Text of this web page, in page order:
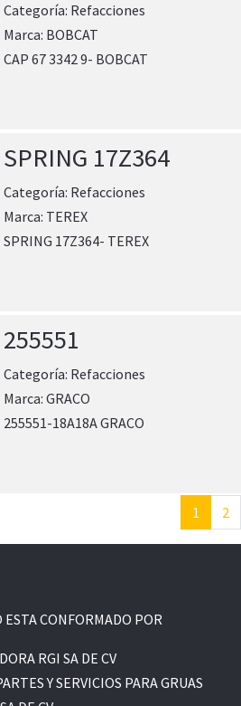
Categoría: Refacciones
Marca: BOBCAT
CAP 67 3342 9- BOBCAT
SPRING 17Z364
Categoría: Refacciones
Marca: TEREX
SPRING 17Z364- TEREX
255551
Categoría: Refacciones
Marca: GRACO
255551-18A18A GRACO
1 2
ESTA CONFORMADO POR
RGI SA DE CV
Y SERVICIOS PARA GRUAS